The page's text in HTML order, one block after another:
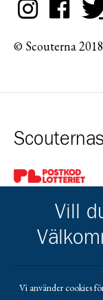
© Scouterna
Gå till pl_50
Vill
Vi använder cookies